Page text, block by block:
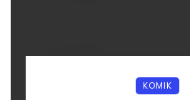
KOMIK